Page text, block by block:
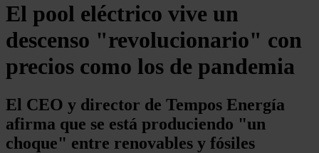
El pool eléctrico vive un
descenso "revolucionario" con
precios como los de pandemia
El CEO y director de Tempos Energía
afirma que se está produciendo "un
choque" entre renovables y fósiles